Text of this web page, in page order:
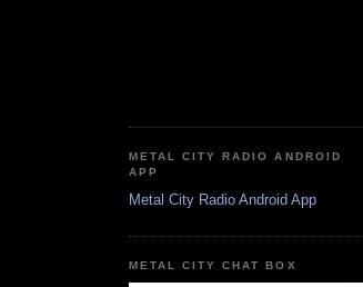
METAL CITY RADIO ANDROID
APP
Metal City Radio Android App
METAL CITY CHAT BOX